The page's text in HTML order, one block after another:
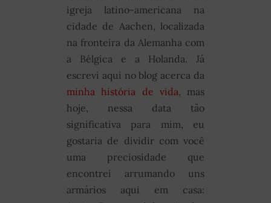
igreja latino-americana na
cidade de Aachen, localizada
na fronteira da Alemanha com
a Bélgica e a Holanda. Já
escrevi aqui no blog acerca da
minha história de vida , mas
hoje, nessa data tão
significativa para mim, eu
gostaria de dividir com você
uma preciosidade que
encontrei arrumando uns
armários aqui em casa: